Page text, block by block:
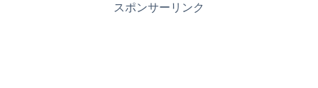
スポンサーリンク